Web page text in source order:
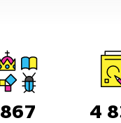
867 4